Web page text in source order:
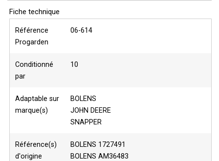
Fiche technique
Référence
Progarden
06-614
Conditionné
par
10
Adaptable sur
marque(s)
BOLENS
JOHN DEERE
SNAPPER
Référence(s)
d'origine
BOLENS 1727491
BOLENS AM36483